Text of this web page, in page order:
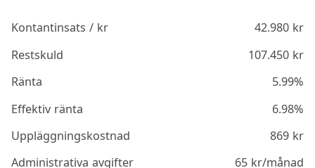
Kontantinsats / kr 42.980kr
Restskuld
107.450kr
Ränta
5.99%
Effektiv ränta
6.98%
Uppläggningskostnad
869kr
Administrativa avgifter
65kr/månad